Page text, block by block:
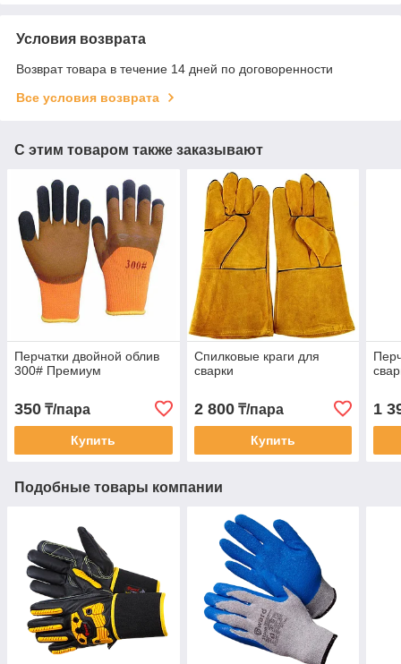
Условия возврата
Возврат товара в течение 14 дней по договоренности
Все условия возврата
С этим товаром также заказывают
Перчатки двойной облив
300# Премиум
350 ₸/пара
Купить
Спилковые краги для
сварки
2 800₸/пара
Купить
1
Подобные товары компании